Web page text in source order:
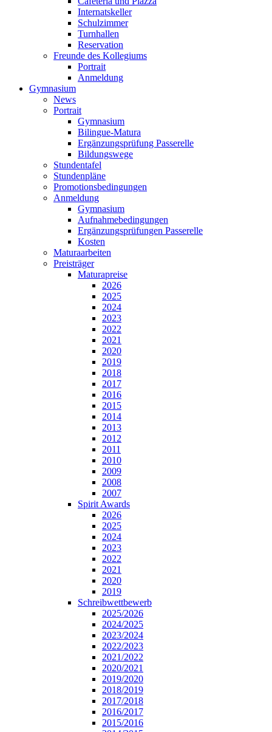
Internatskeller
Schulzimmer
Turnhallen
Reservation
Freunde des Kollegiums
Portrait
Anmeldung
Gymnasium
News
Portrait
Gymnasium
Bilingue-Matura
Ergänzungsprüfung Passerelle
Bildungswege
Stundentafel
Stundenpläne
Promotionsbedingungen
Anmeldung
Gymnasium
Aufnahmebedingungen
Ergänzungsprüfungen Passerelle
Kosten
Maturaarbeiten
Preisträger
Maturapreise
2026
2025
2024
2023
2022
2021
2020
2019
2018
2017
2016
2015
2014
2013
2012
2011
2010
2009
2008
2007
Spirit Awards
2026
2025
2024
2023
2022
2021
2020
2019
Schreibwettbewerb
2025/2026
2024/2025
2023/2024
2022/2023
2021/2022
2020/2021
2019/2020
2018/2019
2017/2018
2016/2017
2015/2016